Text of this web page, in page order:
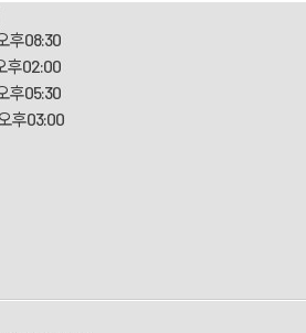
후 08:30
후 02:00
후 05:30
후 03:00